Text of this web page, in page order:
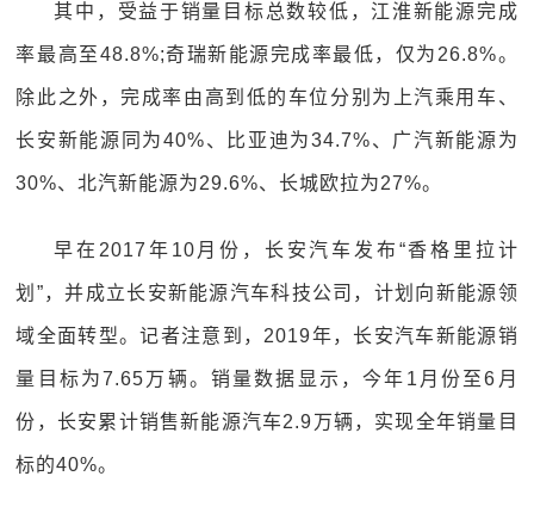
其中，受益于销量目标总数较低，江淮新能源完成
率最高至48.8%;奇瑞新能源完成率最低，仅为26.8%。
除此之外，完成率由高到低的车位分别为上汽乘用车、
长安新能源同为40%、比亚迪为34.7%、广汽新能源为
30%、北汽新能源为29.6%、长城欧拉为27%。
早在2017年10月份，长安汽车发布“香格里拉计
划”，并成立长安新能源汽车科技公司，计划向新能源领
域全面转型。记者注意到，2019年，长安汽车新能源销
量目标为7.65万辆。销量数据显示，今年1月份至6月
份，长安累计销售新能源汽车2.9万辆，实现全年销量目
标的40%。